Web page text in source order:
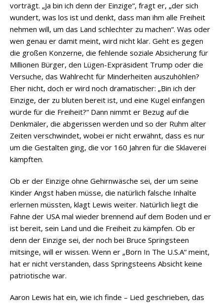
vorträgt. „Ja bin ich denn der Einzige“, fragt er, „der sich
wundert, was los ist und denkt, dass man ihm alle Freiheit
nehmen will, um das Land schlechter zu machen“. Was oder
wen genau er damit meint, wird nicht klar. Geht es gegen
die großen Konzerne, die fehlende soziale Absicherung für
Millionen Bürger, den Lügen-Expräsident Trump oder die
Versuche, das Wahlrecht für Minderheiten auszuhöhlen?
Eher nicht, doch er wird noch dramatischer: „Bin ich der
Einzige, der zu bluten bereit ist, und eine Kugel einfangen
würde für die Freiheit?“ Dann nimmt er Bezug auf die
Denkmäler, die abgerissen werden und so der Ruhm alter
Zeiten verschwindet, wobei er nicht erwähnt, dass es nur
um die Gestalten ging, die vor 160 Jahren für die Sklaverei
kämpften.
Ob er der Einzige ohne Gehirnwäsche sei, der um seine
Kinder Angst haben müsse, die natürlich falsche Inhalte
erlernen müssten, klagt Lewis weiter. Natürlich liegt die
Fahne der USA mal wieder brennend auf dem Boden und er
ist bereit, sein Land und die Freiheit zu kämpfen. Ob er
denn der Einzige sei, der noch bei Bruce Springsteen
mitsinge, will er wissen. Wenn er „Born In The U.S.A“ meint,
hat er nicht verstanden, dass Springsteens Absicht keine
patriotische war.
Aaron Lewis hat ein, wie ich finde – Lied geschrieben, das